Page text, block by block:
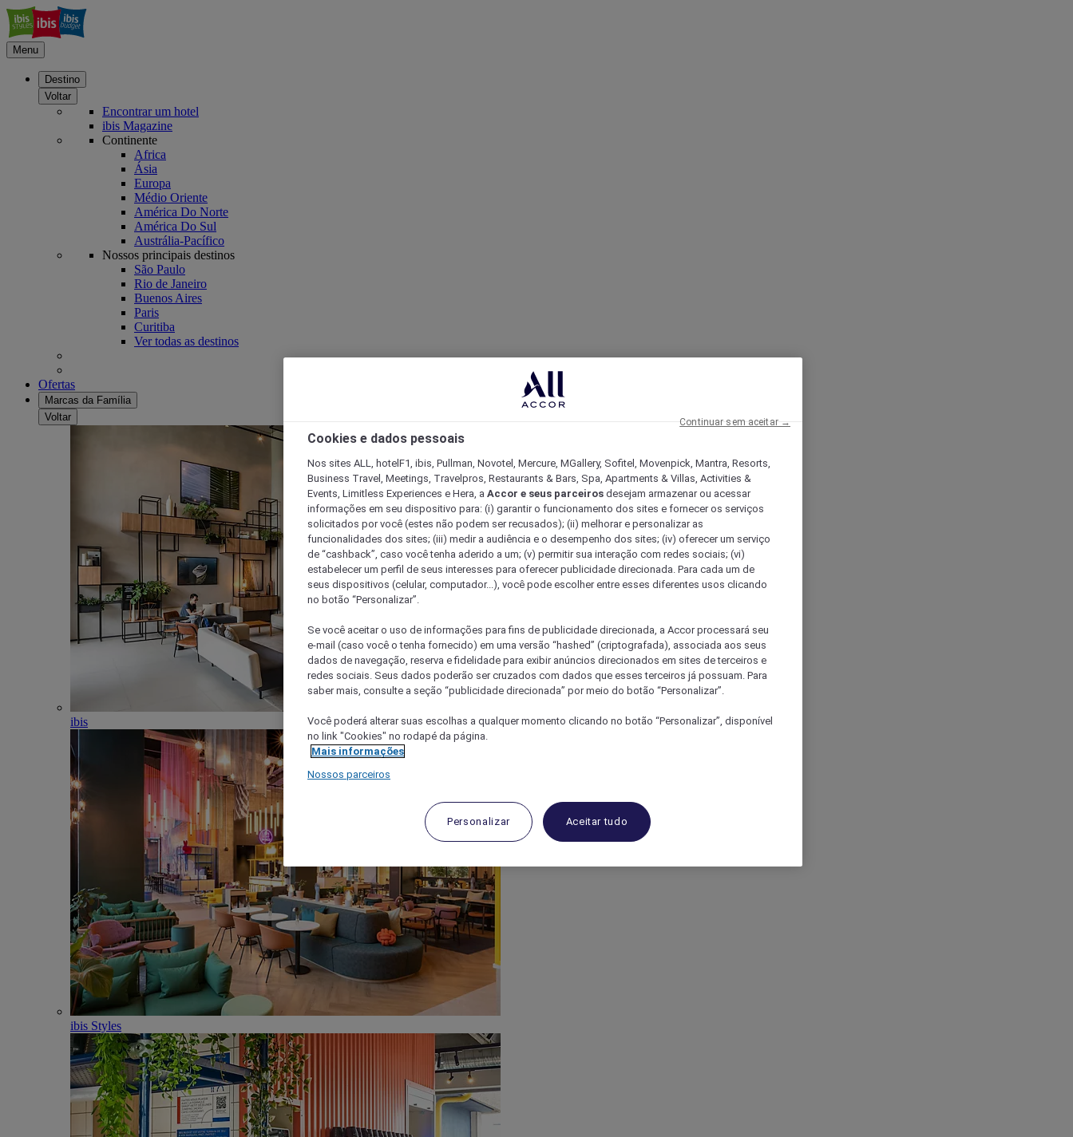
Menu
Destino
Voltar
Encontrar um hotel
ibis Magazine
Continente
Africa
Ásia
Europa
Médio Oriente
América Do Norte
América Do Sul
Austrália-Pacífico
Nossos principais destinos
São Paulo
Rio de Janeiro
Buenos Aires
Paris
Curitiba
Ver todas as destinos
Ofertas
Marcas da Família
Voltar
ibis
ibis Styles
Cookies e dados pessoais
Nos sites ALL, hotelF1, ibis, Pullman, Novotel, Mercure, MGallery, Sofitel, Movenpick, Mantra, Resorts,
Business Travel, Meetings, Travelpros, Restaurants & Bars, Spa, Apartments & Villas, Activities &
Events, Limitless Experiences e Hera, a Accor e seus parceiros desejam armazenar ou acessar
informações em seu dispositivo para: (i) garantir o funcionamento dos sites e fornecer os serviços
solicitados por você (estes não podem ser recusados); (ii) melhorar e personalizar as
funcionalidades dos sites; (iii) medir a audiência e o desempenho dos sites; (iv) oferecer um serviço
de “cashback”, caso você tenha aderido a um; (v) permitir sua interação com redes sociais; (vi)
estabelecer um perfil de seus interesses para oferecer publicidade direcionada. Para cada um de
seus dispositivos (celular, computador...), você pode escolher entre esses diferentes usos clicando
no botão “Personalizar”.
Se você aceitar o uso de informações para fins de publicidade direcionada, a Accor processará seu
e-mail (caso você o tenha fornecido) em uma versão “hashed” (criptografada), associada aos seus
dados de navegação, reserva e fidelidade para exibir anúncios direcionados em sites de terceiros e
redes sociais. Seus dados poderão ser cruzados com dados que esses terceiros já possuam. Para
saber mais, consulte a seção “publicidade direcionada” por meio do botão “Personalizar”.
Você poderá alterar suas escolhas a qualquer momento clicando no botão “Personalizar”, disponível
no link "Cookies" no rodapé da página.
Mais informações
Nossos parceiros
Personalizar Aceitar tudo
Continuar sem aceitar →